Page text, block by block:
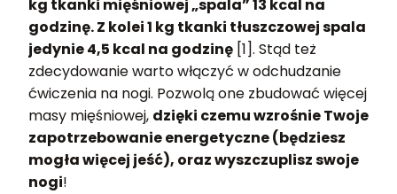
kg tkanki mięśniowej „spala” 13 kcal na
godzinę. Z kolei 1 kg tkanki tłuszczowej spala
jedynie 4,5 kcal na godzinę [1]. Stąd też
zdecydowanie warto włączyć w odchudzanie
ćwiczenia na nogi. Pozwolą one zbudować więcej
masy mięśniowej, dzięki czemu wzrośnie Twoje
zapotrzebowanie energetyczne (będziesz
mogła więcej jeść), oraz wyszczuplisz swoje
nogi!